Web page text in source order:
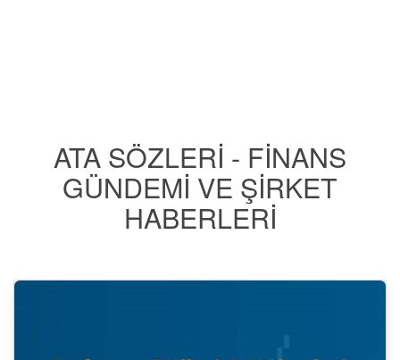
ATA SÖZLERI - FINANS
GÜNDEMI VE ŞIRKET
HABERLERI